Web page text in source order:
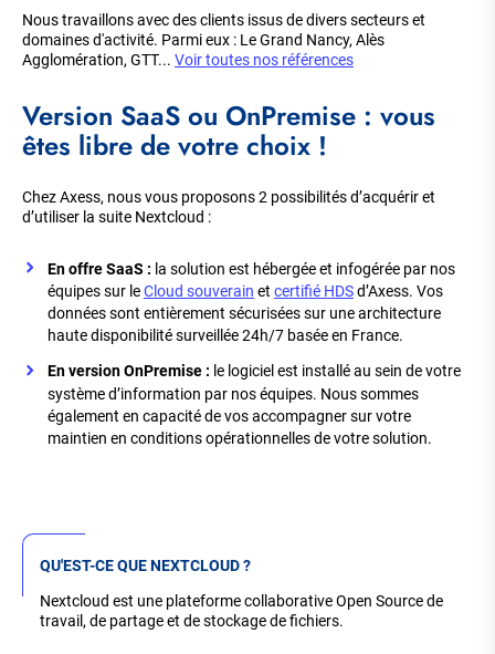
Nous travaillons avec des clients issus de divers secteurs et
domaines d'activité. Parmi eux : Le Grand Nancy, Alès
Agglomération, GTT... Voir toutes nos références
Version SaaS ou OnPremise : vous
êtes libre de votre choix !
Chez Axess, nous vous proposons 2 possibilités d’acquérir et
d’utiliser la suite Nextcloud :
En offre SaaS : la solution est hébergée et infogérée par nos
équipes sur leCloud souverain et certifié HDSd’Axess. Vos
données sont entièrement sécurisées sur une architecture
haute disponibilité surveillée 24h/7 basée en France.
En version OnPremise : le logiciel est installé au sein de votre
système d’information par nos équipes. Nous sommes
également en capacité de vos accompagner sur votre
maintien en conditions opérationnelles de votre solution.
QU'EST-CE QUE NEXTCLOUD ?
Nextcloud est une plateforme collaborative Open Source de
travail, de partage et de stockage de fichiers.